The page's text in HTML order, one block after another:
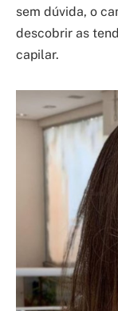
sem dúvida, o
descobrir as
capilar.